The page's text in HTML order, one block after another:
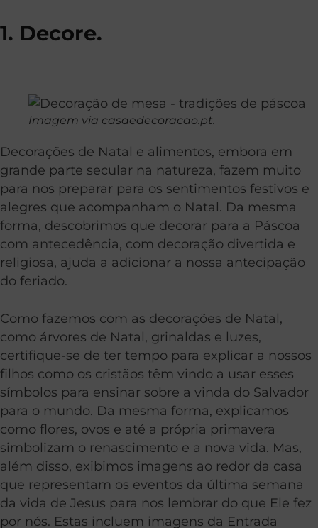
1. Decore.
Imagem via casaedecoracao.pt.
Decorações de Natal e alimentos, embora em
grande parte secular na natureza, fazem muito
para nos preparar para os sentimentos festivos e
alegres que acompanham o Natal. Da mesma
forma, descobrimos que decorar para a Páscoa
com antecedência, com decoração divertida e
religiosa, ajuda a adicionar a nossa antecipação
do feriado.
Como fazemos com as decorações de Natal,
como árvores de Natal, grinaldas e luzes,
certifique-se de ter tempo para explicar a nossos
filhos como os cristãos têm vindo a usar esses
símbolos para ensinar sobre a vinda do Salvador
para o mundo. Da mesma forma, explicamos
como flores, ovos e até a própria primavera
simbolizam o renascimento e a nova vida. Mas,
além disso, exibimos imagens ao redor da casa
que representam os eventos da última semana
da vida de Jesus para nos lembrar do que Ele fez
por nós. Estas incluem imagens da Entrada